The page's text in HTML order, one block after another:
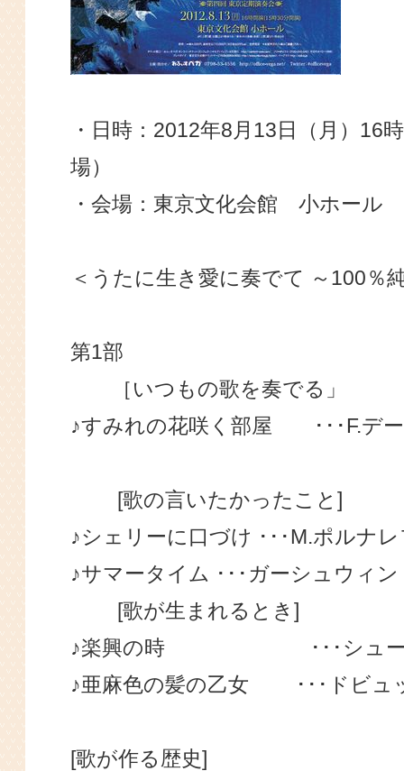
・日時：2012年8月13日（月）16
場）
・会場：東京文化会館 小ホール
＜うたに生き愛に奏でて ～100％
第1部
［いつもの歌を奏でる」
♪すみれの花咲く部屋 ･･･F.デー
[歌の言いたかったこと]
♪シェリーに口づけ ･･･M.ポルナ
♪サマータイム ･･･ガーシュウィン
[歌が生まれるとき]
♪楽興の時 ･･･シュー
♪亜麻色の髪の乙女 ･･･ドビュ
[歌が作る歴史]